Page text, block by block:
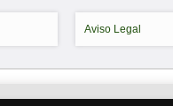
Aviso Legal